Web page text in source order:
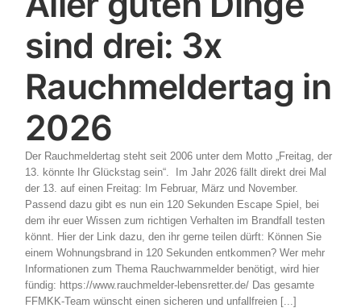
sind drei: 3x
Rauchmeldertag in
2026
Der Rauchmeldertag steht seit 2006 unter dem Motto „Freitag, der
13. könnte Ihr Glückstag sein“. Im Jahr 2026 fällt direkt drei Mal
der 13. auf einen Freitag: Im Februar, März und November.
Passend dazu gibt es nun ein 120 Sekunden Escape Spiel, bei
dem ihr euer Wissen zum richtigen Verhalten im Brandfall testen
könnt. Hier der Link dazu, den ihr gerne teilen dürft: Können Sie
einem Wohnungsbrand in 120 Sekunden entkommen? Wer mehr
Informationen zum Thema Rauchwarnmelder benötigt, wird hier
fündig: https://www.rauchmelder-lebensretter.de/ Das gesamte
FFMKK-Team wünscht einen sicheren und unfallfreien [...]